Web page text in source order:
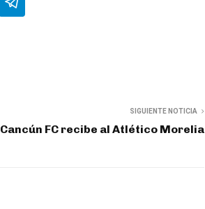
SIGUIENTE NOTICIA
Cancún FC recibe al Atlético Morelia